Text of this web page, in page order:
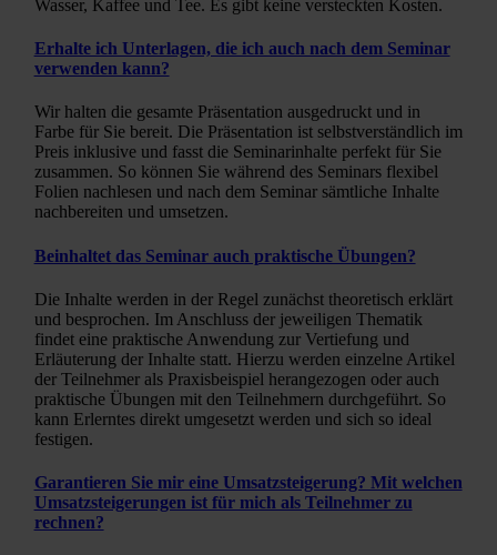
Wasser, Kaffee und Tee. Es gibt keine versteckten Kosten.
Erhalte ich Unterlagen, die ich auch nach dem Seminar
verwenden kann?
Wir halten die gesamte Präsentation ausgedruckt und in
Farbe für Sie bereit. Die Präsentation ist selbstverständlich im
Preis inklusive und fasst die Seminarinhalte perfekt für Sie
zusammen. So können Sie während des Seminars flexibel
Folien nachlesen und nach dem Seminar sämtliche Inhalte
nachbereiten und umsetzen.
Beinhaltet das Seminar auch praktische Übungen?
Die Inhalte werden in der Regel zunächst theoretisch erklärt
und besprochen. Im Anschluss der jeweiligen Thematik
findet eine praktische Anwendung zur Vertiefung und
Erläuterung der Inhalte statt. Hierzu werden einzelne Artikel
der Teilnehmer als Praxisbeispiel herangezogen oder auch
praktische Übungen mit den Teilnehmern durchgeführt. So
kann Erlerntes direkt umgesetzt werden und sich so ideal
festigen.
Garantieren Sie mir eine Umsatzsteigerung? Mit welchen
Umsatzsteigerungen ist für mich als Teilnehmer zu
rechnen?